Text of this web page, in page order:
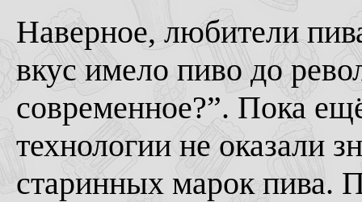
Наверное, любители
вкус имело пиво до
современное?”. Пока
технологии не оказали
старинных марок пива.